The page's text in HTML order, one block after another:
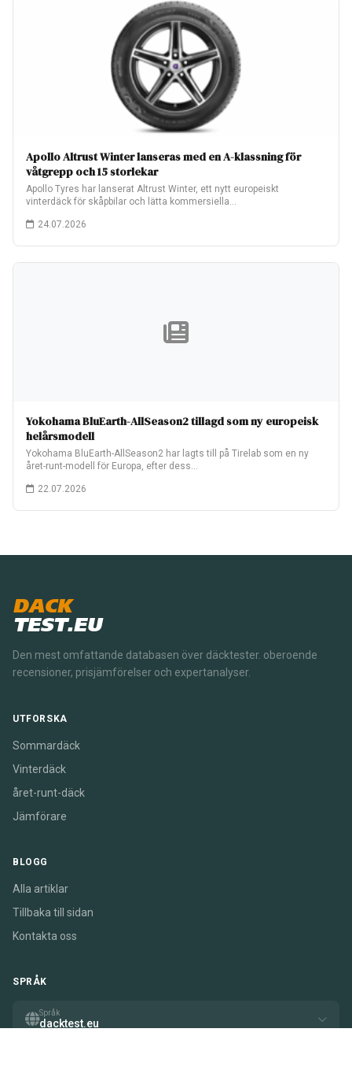
Apollo Altrust Winter lanseras med en A-klassning för
våtgrepp och 15 storlekar
Apollo Tyres har lanserat Altrust Winter, ett nytt europeiskt
vinterdäck för skåpbilar och lätta kommersiella…
24.07.2026
Yokohama BluEarth-AllSeason2 tillagd som ny europeisk
helårsmodell
Yokohama BluEarth-AllSeason2 har lagts till på Tirelab som en ny
året-runt-modell för Europa, efter dess…
22.07.2026
DACK
TEST.EU
Den mest omfattande databasen över däcktester. oberoende
recensioner, prisjämförelser och expertanalyser.
UTFORSKA
Sommardäck
Vinterdäck
året-runt-däck
Jämförare
BLOGG
Alla artiklar
Tillbaka till sidan
Kontakta oss
SPRÅK
Språk
dacktest.eu